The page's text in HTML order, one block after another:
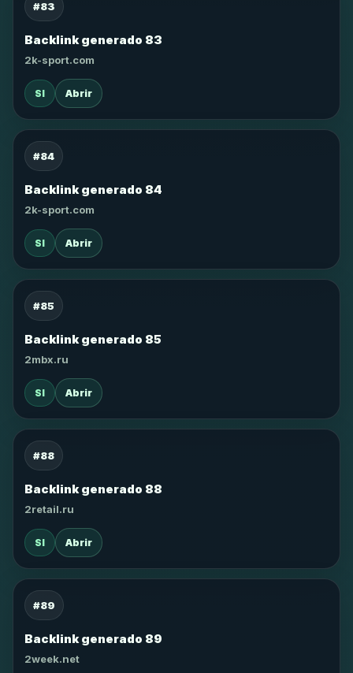
#83
Backlink generado 83
2k-sport.com
SI Abrir
#84
Backlink generado 84
2k-sport.com
SI Abrir
#85
Backlink generado 85
2mbx.ru
SI Abrir
#88
Backlink generado 88
2retail.ru
SI Abrir
#89
Backlink generado 89
2week.net